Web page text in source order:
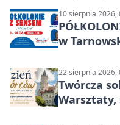
10 sierpnia 2026,
w
22 sierpnia 2026,
Twórcza